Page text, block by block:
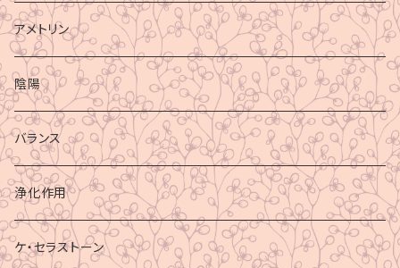
アメトリン
陰陽
バランス
浄化作用
ケ・セラストーン